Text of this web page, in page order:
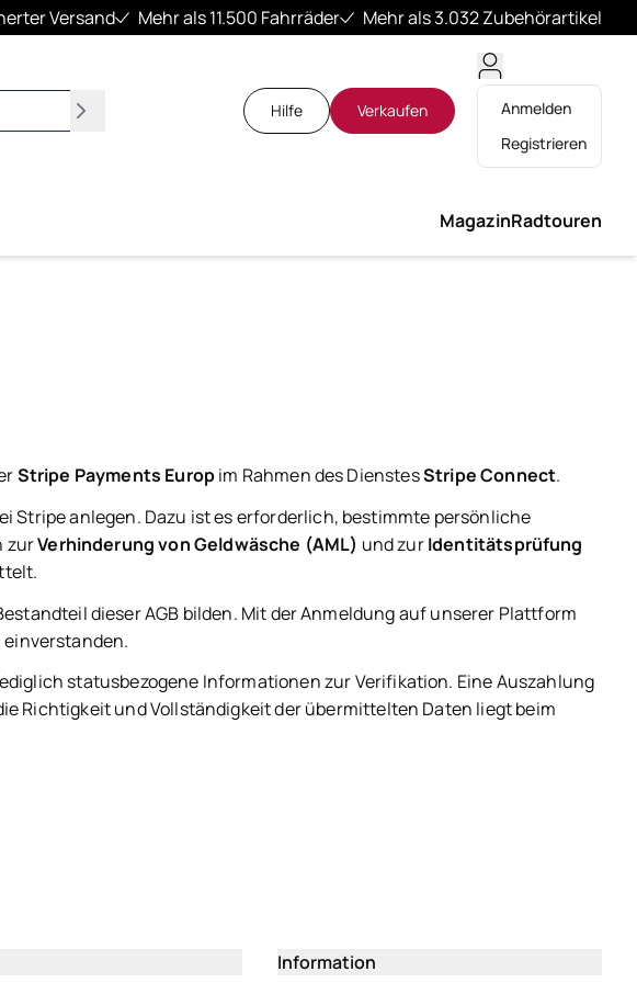
Versand Mehr als 11.500 Fahrräder Mehr als 3.032 Zubehörartikel
Suchen
Hilfe Verkaufen
Anmelden
Registrieren
MagazinRadtouren
Stripe Payments Europim Rahmen des DienstesStripe Connect.
Stripe anlegen. Dazu ist es erforderlich, bestimmte persönliche
zurVerhinderung von Geldwäsche (AML) und zurIdentitätsprüfung
dieser AGB bilden. Mit der Anmeldung auf unserer Plattform
statusbezogene Informationen zur Verifikation. Eine Auszahlung
Richtigkeit und Vollständigkeit der übermittelten Daten liegt beim
Information